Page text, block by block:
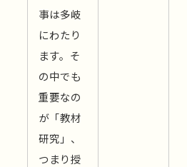
事は多岐
にわたり
ます。そ
の中でも
重要なの
が「教材
研究」、
つまり授